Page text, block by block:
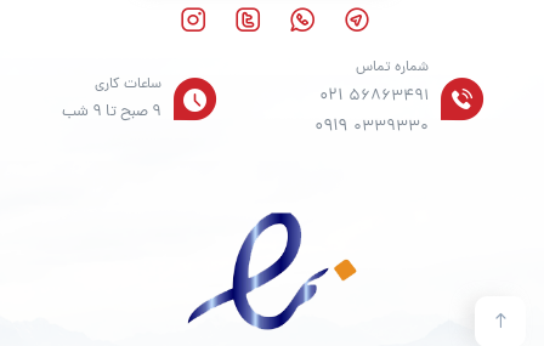
شماره تماس
021 56863491
0919 0339330
ساعات کاری
9 صبح تا 9 شب